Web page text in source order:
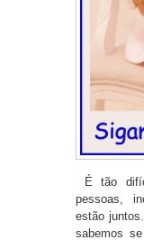
É tão
pessoas,
estão
sabemos